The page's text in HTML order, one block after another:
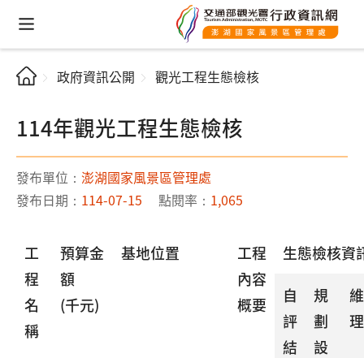
政府資訊公開 觀光工程生態檢核
114年觀光工程生態檢核
發布單位： 澎湖國家風景區管理處
發布日期： 114-07-15 點閱率： 1,065
工
程
名
稱
預算金
額
(千元)
基地位置
工程
內容
概要
生態檢核資
自
評
結
規
劃
設